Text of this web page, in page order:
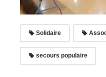
Solidaire
secours populaire